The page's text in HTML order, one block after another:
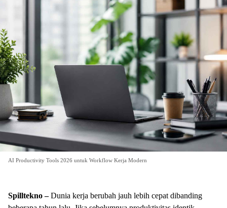
AI Productivity Tools 2026 untuk Workflow Kerja Modern
Spilltekno –Dunia kerja berubah jauh lebih cepat dibanding